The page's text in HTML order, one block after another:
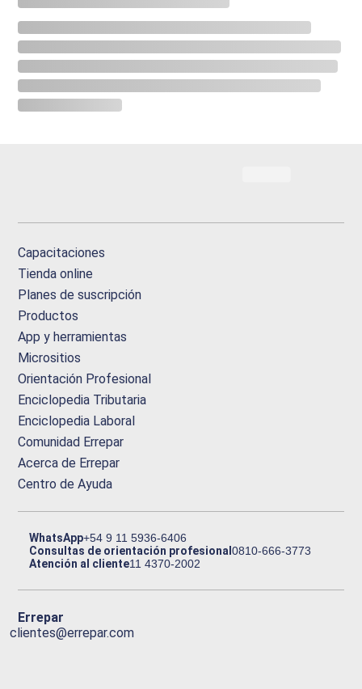
Capacitaciones
Tienda online
Planes de suscripción
Productos
App y herramientas
Micrositios
Orientación Profesional
Enciclopedia Tributaria
Enciclopedia Laboral
Comunidad Errepar
Acerca de Errepar
Centro de Ayuda
WhatsApp+54 9 11 5936-6406
Consultas de orientación profesional0810-666-3773
Atención al cliente11 4370-2002
Errepar
clientes@errepar.com